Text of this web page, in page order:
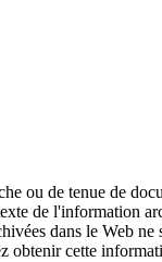
ou de tenue de
de l'information
dans le Web
obtenir cette